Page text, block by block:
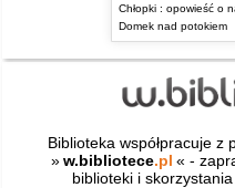
Chłopki : opowieść o
Domek nad potokiem
Biblioteka współpracuje z
» w.bibliotece.pl « -
biblioteki i